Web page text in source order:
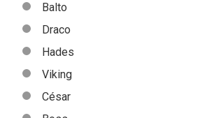
Balto
Draco
Hades
Viking
César